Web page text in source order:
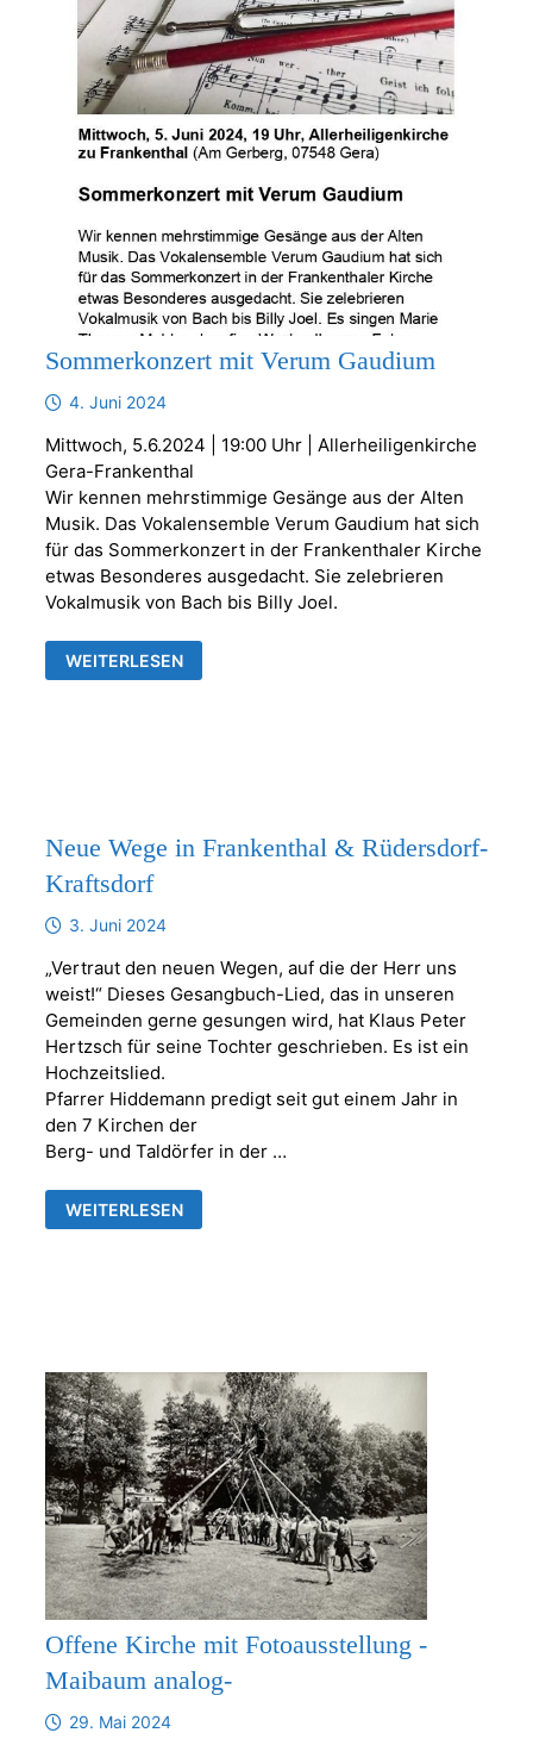
Sommerkonzert mit Verum Gaudium
4. Juni 2024
Mittwoch, 5.6.2024 | 19:00 Uhr | Allerheiligenkirche
Gera-Frankenthal
Wir kennen mehrstimmige Gesänge aus der Alten
Musik. Das Vokalensemble Verum Gaudium hat sich
für das Sommerkonzert in der Frankenthaler Kirche
etwas Besonderes ausgedacht. Sie zelebrieren
Vokalmusik von Bach bis Billy Joel.
SOMMERKONZERT
MIT
WEITERLESEN
Neue Wege in Frankenthal & Rüdersdorf-
Kraftsdorf
3. Juni 2024
„Vertraut den neuen Wegen, auf die der Herr uns
weist!“ Dieses Gesangbuch-Lied, das in unseren
Gemeinden gerne gesungen wird, hat Klaus Peter
Hertzsch für seine Tochter geschrieben. Es ist ein
Hochzeitslied.
Pfarrer Hiddemann predigt seit gut einem Jahr in
den 7 Kirchen der
Berg- und Taldörfer in der …
NEUE
WEGE
WEITERLESEN
Offene Kirche mit Fotoausstellung -
Maibaum analog-
29. Mai 2024